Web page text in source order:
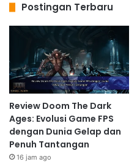
Postingan Terbaru
Review Doom The Dark
Ages: Evolusi Game FPS
dengan Dunia Gelap dan
Penuh Tantangan
16 jam ago